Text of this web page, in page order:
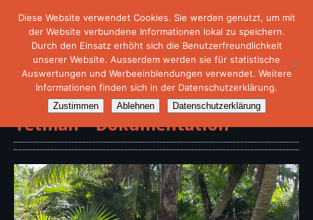
Reise durch Amerika mit David
Yetman – Dokumentation
Diese Website verwendet Cookies. Sie werden genutzt, um mit
der Website verbundene Informationen lokal zu speichern.
Durch den Einsatz erhöht sich die Benutzerfreundlichkeit
unserer Website. Ausserdem werden sie für statistische
Auswertungen und Werbeeinblendungen verwendet. Weitere
Informationen finden sich in der Datenschutzerklärung.
Zustimmen Ablehnen Datenschutzerklärung